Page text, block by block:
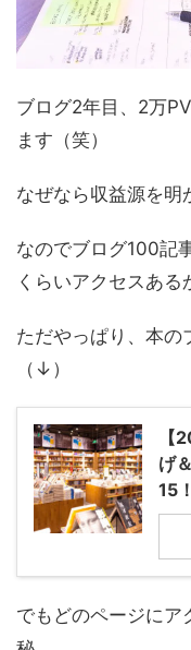
ブログ2年目、2万
ます（笑）
なぜなら収益源を明
なのでブログ100記
くらいアクセスある
ただやっぱり、本の
（↓）
【
げ
15！
でもどのページに